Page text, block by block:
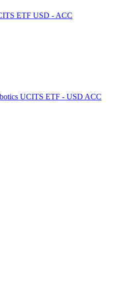
ETF USD - ACC
UCITS ETF - USD ACC